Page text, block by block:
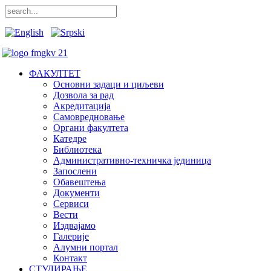
ФАКУЛТЕТ
Основни задаци и циљеви
Дозвола за рад
Акредитација
Самовредновање
Органи факултета
Катедре
Библиотека
Административно-техничка јединица
Запослени
Обавештења
Документи
Сервиси
Вести
Издвајамо
Галерије
Алумни портал
Контакт
СТУДИРАЊЕ